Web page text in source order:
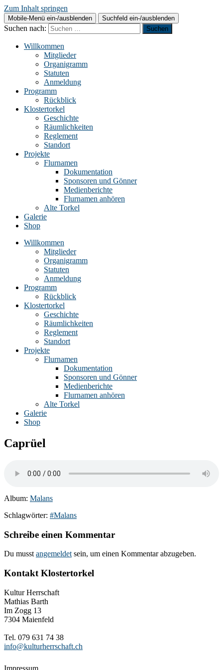
Zum Inhalt springen
Mobile-Menü ein-/ausblenden Suchfeld ein-/ausblenden
Suchen nach:
Willkommen
Mitglieder
Organigramm
Statuten
Anmeldung
Programm
Rückblick
Klostertorkel
Geschichte
Räumlichkeiten
Reglement
Standort
Projekte
Flurnamen
Dokumentation
Sponsoren und Gönner
Medienberichte
Flurnamen anhören
Alte Torkel
Galerie
Shop
Willkommen
Mitglieder
Organigramm
Statuten
Anmeldung
Programm
Rückblick
Klostertorkel
Geschichte
Räumlichkeiten
Reglement
Standort
Projekte
Flurnamen
Dokumentation
Sponsoren und Gönner
Medienberichte
Flurnamen anhören
Alte Torkel
Galerie
Shop
Caprüel
Album: Malans
Schlagwörter: #Malans
Schreibe einen Kommentar
Du musst angemeldet sein, um einen Kommentar abzugeben.
Kontakt Klostertorkel
Kultur Herrschaft
Mathias Barth
Im Zogg 13
7304 Maienfeld
Tel. 079 631 74 38
info@kulturherrschaft.ch